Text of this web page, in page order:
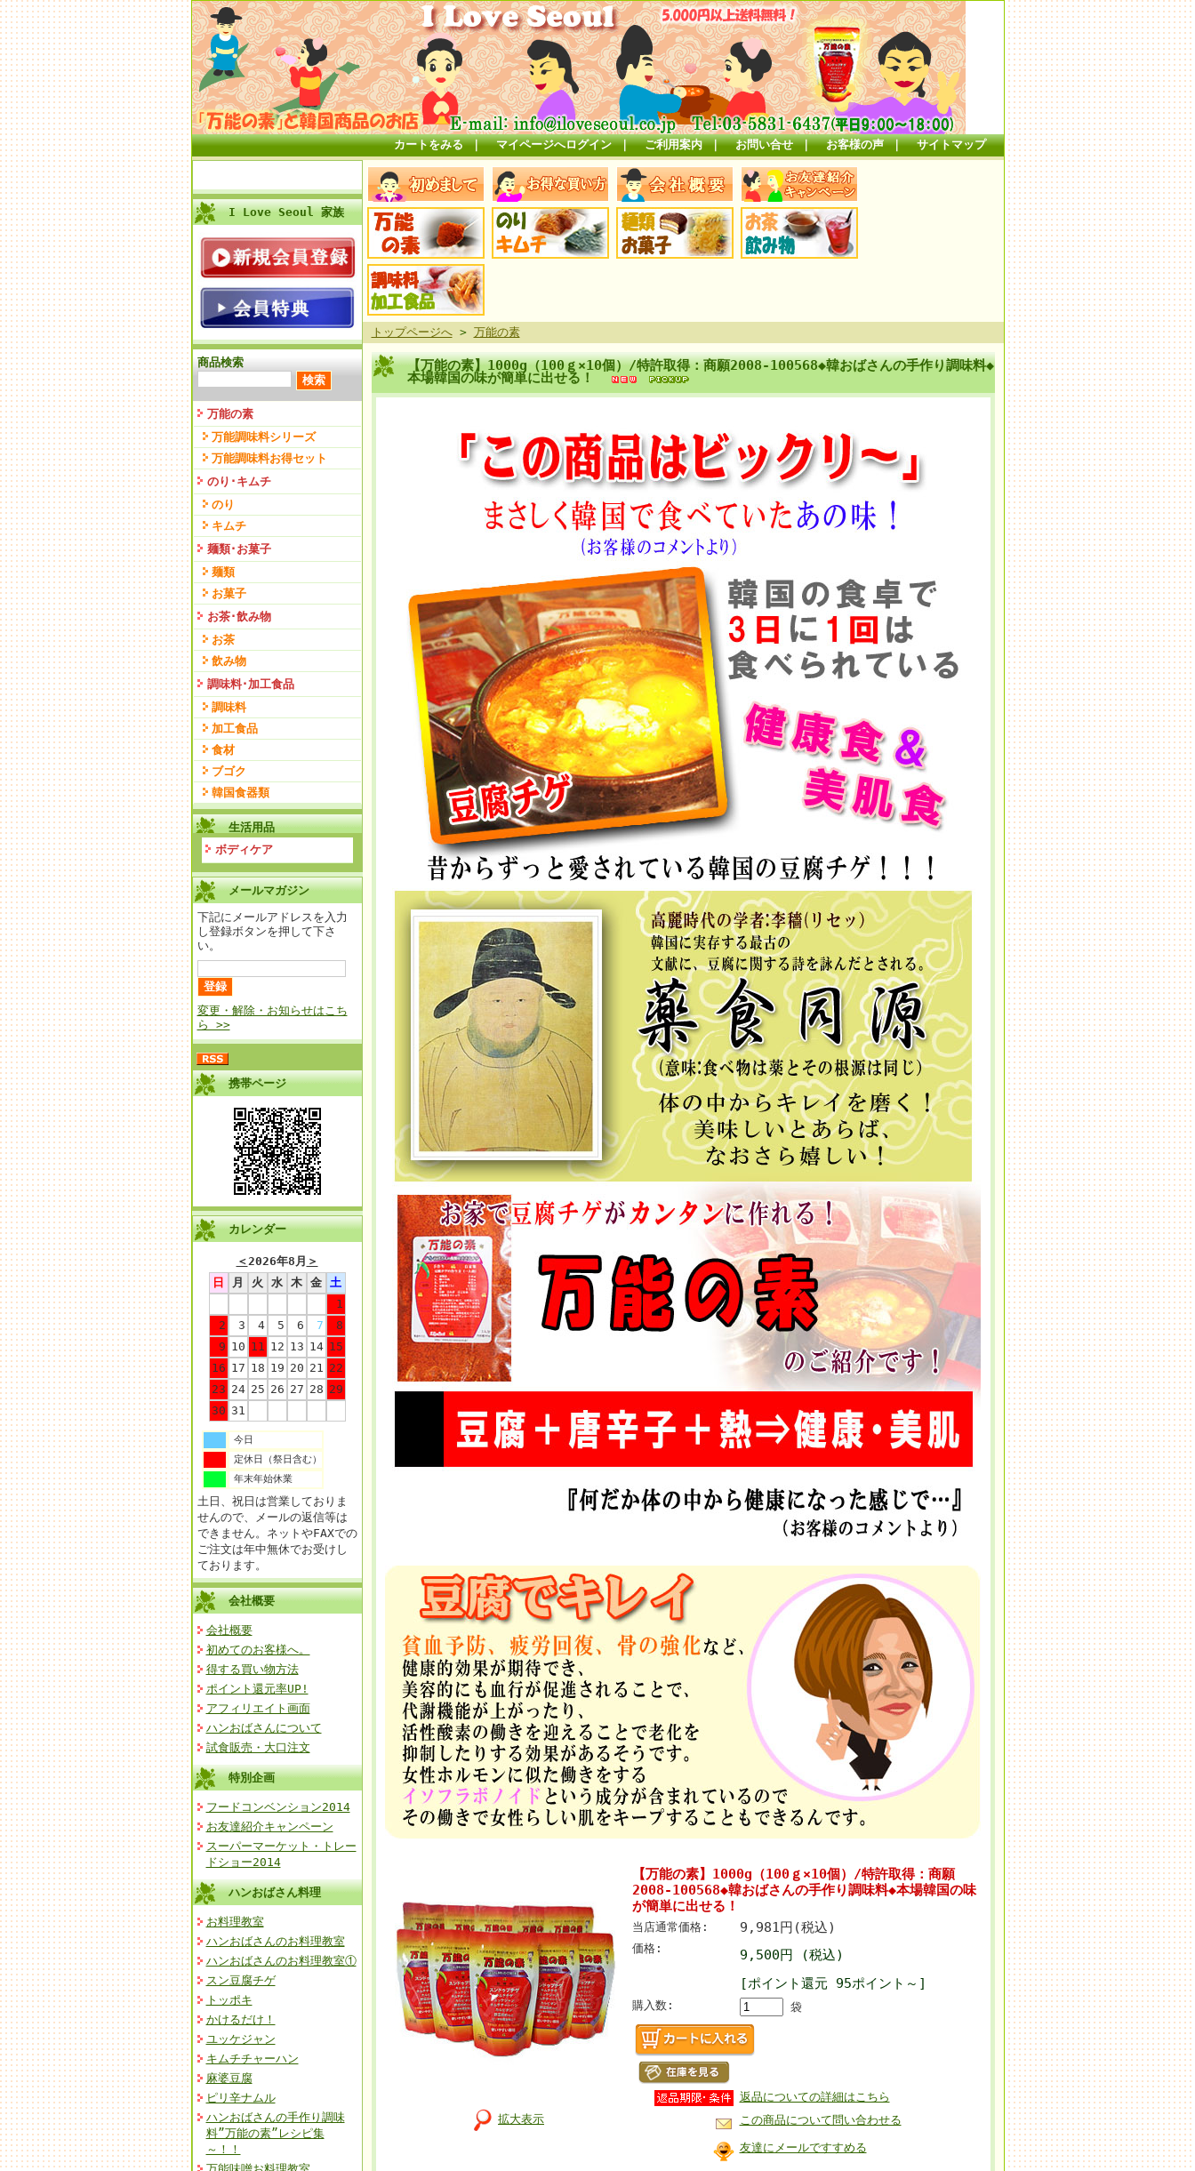
カートをみる｜ マイページへログイン｜ ご利用案内｜ お問い合せ｜ お客様の声｜ サイトマップ
I Love Seoul 家族
商品検索
万能の素
万能調味料シリーズ
万能調味料お得セット
のり･キムチ
のり
キムチ
麺類･お菓子
麺類
お菓子
お茶･飲み物
お茶
飲み物
調味料･加工食品
調味料
加工食品
食材
ブゴク
韓国食器類
生活用品
ボディケア
メールマガジン
下記にメールアドレスを入力
し登録ボタンを押して下さ
い。
変更・解除・お知らせはこち
ら >>
携帯ページ
カレンダー
＜2026年8月 ＞
日
月 火 水 木 金 土
1
2
3 4 5 6 7
8
9 10 11 12 13 14 15
16 17 18 19 20 21 22
23 24 25 26 27 28 29
30 31
今日
定休日（祭日含む）
年末年始休業
土日、祝日は営業しておりま
せんので、メールの返信等は
できません。ネットやFAXでの
ご注文は年中無休でお受けし
ております。
会社概要
会社概要
初めてのお客様へ。
得する買い物方法
ポイント還元率UP!
アフィリエイト画面
ハンおばさんについて
試食販売・大口注文
特別企画
フードコンベンション2014
お友達紹介キャンペーン
スーパーマーケット・トレー
ドショー2014
ハンおばさん料理
お料理教室
ハンおばさんのお料理教室
ハンおばさんのお料理教室①
スン豆腐チゲ
トッポキ
かけるだけ！
ユッケジャン
キムチチャーハン
麻婆豆腐
ピリ辛ナムル
ハンおばさんの手作り調味
料”万能の素”レシピ集
～！！
トップページへ> 万能の素
【万能の素】1000g（100ｇ×10個）/特許取得：商願2008-100568◆韓おばさんの手作り調味料◆
本場韓国の味が簡単に出せる！
拡大表示
【万能の素】1000g（100ｇ×10個）/特許取得：商願
2008-100568◆韓おばさんの手作り調味料◆本場韓国の味
が簡単に出せる！
当店通常価格: 9,981円(税込)
価格:
9,500円 (税込)
[ポイント還元 95ポイント～]
購入数: 袋
返品についての詳細はこちら
この商品について問い合わせる
友達にメールですすめる